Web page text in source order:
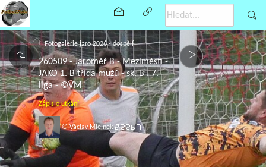
Fotogalerie jaro 2026 - dospělí
260509 - Jaroměř B - Meziměstí -
JAKO 1. B třída mužů - sk. B , 7.
liga - ©VM
Zápis o utkání
© Václav Mlejnek